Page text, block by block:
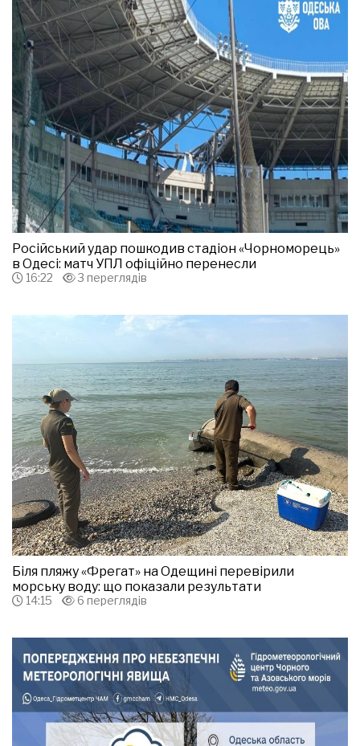
Російський удар пошкодив стадіон «Чорноморець»
в Одесі: матч УПЛ офіційно перенесли
16:22 3 переглядів
Біля пляжу «Фрегат» на Одещині перевірили
морську воду: що показали результати
14:15 6 переглядів